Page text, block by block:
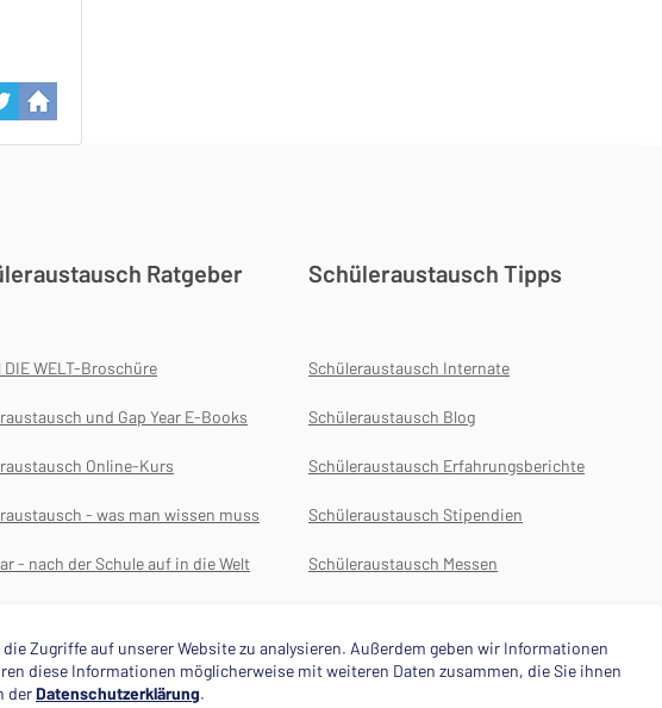
Ratgeber
DIE WELT-Broschüre
und Gap Year E-Books
Online-Kurs
- was man wissen muss
- nach der Schule auf in die Welt
Schüleraustausch Tipps
Schüleraustausch Internate
Schüleraustausch Blog
Schüleraustausch Erfahrungsberichte
Schüleraustausch Stipendien
Schüleraustausch Messen
Zugriffe auf unserer Website zu analysieren. Außerdem geben wir Informationen
diese Informationen möglicherweise mit weiteren Daten zusammen, die Sie ihnen
derDatenschutzerklärung.